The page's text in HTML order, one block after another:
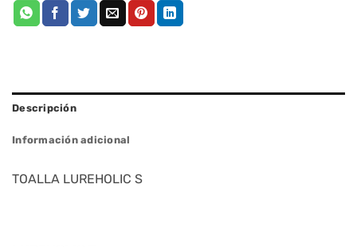
Descripción
Información adicional
TOALLA LUREHOLIC S